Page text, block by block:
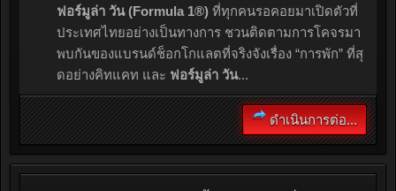
ฟอร์มูล่า วัน (Formula 1®) ที่ทุกคนรอคอยมาเปิดตัวที่
ประเทศไทยอย่างเป็นทางการ ชวนติดตามการโคจรมา
พบกันของแบรนด์ช็อกโกแลตที่จริงจังเรื่อง “การพัก” ที่สุ
ดอย่างคิทแคท และ ฟอร์มูล่า วัน...
ดำเนินการต่อ...